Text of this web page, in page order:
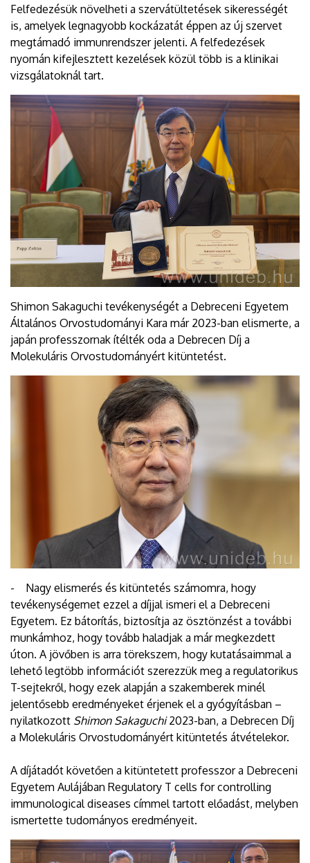
Felfedezésük növelheti a szervátültetések sikerességét
is, amelyek legnagyobb kockázatát éppen az új szervet
megtámadó immunrendszer jelenti. A felfedezések
nyomán kifejlesztett kezelések közül több is a klinikai
vizsgálatoknál tart.
Shimon Sakaguchi tevékenységét a Debreceni Egyetem
Általános Orvostudományi Kara már 2023-ban elismerte, a
japán professzornak ítélték oda a Debrecen Díj a
Molekuláris Orvostudományért kitüntetést.
- Nagy elismerés és kitüntetés számomra, hogy
tevékenységemet ezzel a díjjal ismeri el a Debreceni
Egyetem. Ez bátorítás, biztosítja az ösztönzést a további
munkámhoz, hogy tovább haladjak a már megkezdett
úton. A jövőben is arra törekszem, hogy kutatásaimmal a
lehető legtöbb információt szerezzük meg a regulatorikus
T-sejtekről, hogy ezek alapján a szakemberek minél
jelentősebb eredményeket érjenek el a gyógyításban –
nyilatkozott Shimon Sakaguchi2023-ban, a Debrecen Díj
a Molekuláris Orvostudományért kitüntetés átvételekor.
A díjátadót követően a kitüntetett professzor a Debreceni
Egyetem Aulájában Regulatory T cells for controlling
immunological diseases címmel tartott előadást, melyben
ismertette tudományos eredményeit.